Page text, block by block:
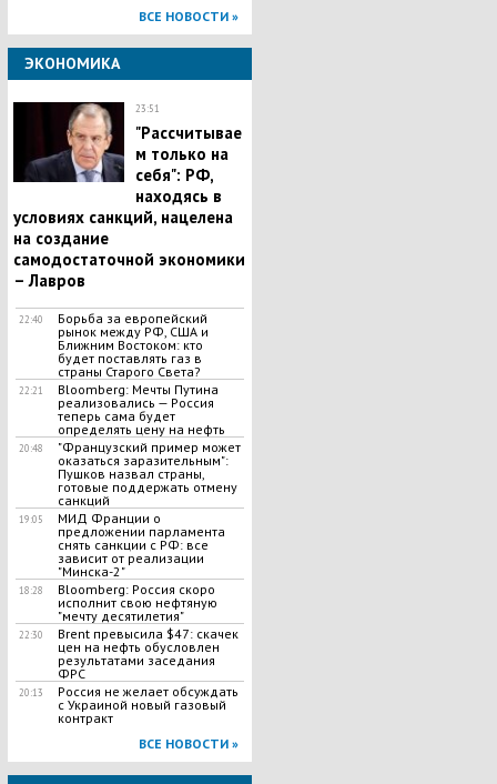
ВСЕ НОВОСТИ »
ЭКОНОМИКА
23:51
"Рассчитывае
м только на
себя": РФ,
находясь в
условиях санкций, нацелена
на создание
самодостаточной экономики
– Лавров
22:40
Борьба за европейский
рынок между РФ, США и
Ближним Востоком: кто
будет поставлять газ в
страны Старого Света?
22:21
Bloomberg: Мечты Путина
реализовались — Россия
теперь сама будет
определять цену на нефть
20:48
"Французский пример может
оказаться заразительным":
Пушков назвал страны,
готовые поддержать отмену
санкций
19:05
МИД Франции о
предложении парламента
снять санкции с РФ: все
зависит от реализации
"Минска-2"
18:28
Bloomberg: Россия скоро
исполнит свою нефтяную
"мечту десятилетия"
22:30
Brent превысила $47: скачек
цен на нефть обусловлен
результатами заседания
ФРС
20:13
Россия не желает обсуждать
с Украиной новый газовый
контракт
ВСЕ НОВОСТИ »